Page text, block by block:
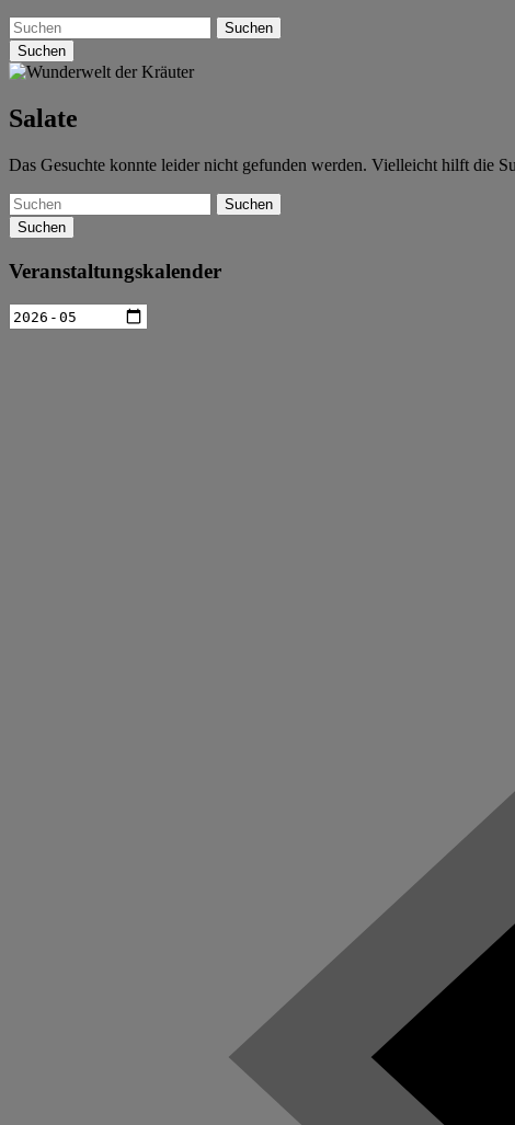
Suchen
Salate
Das Gesuchte konnte leider nicht gefunden werden. Vielleicht hilft die
Suchen
Veranstaltungskalender